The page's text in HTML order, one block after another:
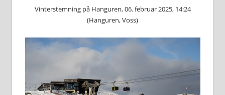
Vinterstemning på Hanguren, 06. februar 2025, 14:24
(Hanguren, Voss)